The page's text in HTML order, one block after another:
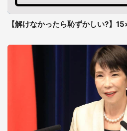
【解けなかったら恥ずかしい?】